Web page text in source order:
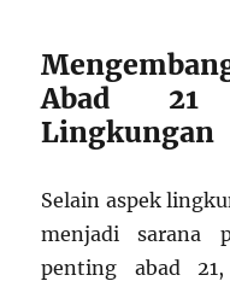
Abad 21
Lingkungan
Selain aspek
menjadi sarana
penting abad